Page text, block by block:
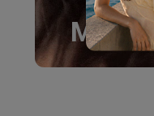
Must-